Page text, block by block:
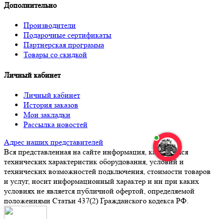
Дополнительно
Производители
Подарочные сертификаты
Партнерская программа
Товары со скидкой
Личный кабинет
Личный кабинет
История заказов
Мои закладки
Рассылка новостей
Адрес наших представителей
Вся представленная на сайте информация, касающаяся
технических характеристик оборудования, условий и
технических возможностей подключения, стоимости товаров
и услуг, носит информационный характер и ни при каких
условиях не является публичной офертой, определяемой
положениями Статьи 437(2) Гражданского кодекса РФ.